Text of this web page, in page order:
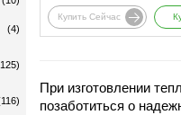
(4)
Купить Сейчас
При изготовлении
позаботиться о